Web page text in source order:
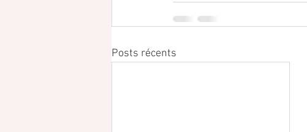
Posts récents